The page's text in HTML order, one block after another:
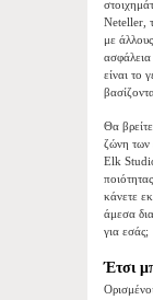
Neteller,
με
είναι το
Θα
ζώνη των
Elk
κάνετε
άμεσα
για εσάς;
Έτσι